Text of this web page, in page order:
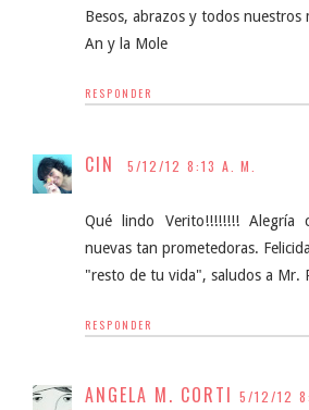
Besos, abrazos y todos nuestros
An y la Mole
RESPONDER
CIN 5/12/12 8:13 A. M.
Qué lindo Verito!!!!!!!! Alegría
nuevas tan prometedoras.
"resto de tu vida", saludos a Mr.
RESPONDER
ANGELA M. CORTI 5/12/12